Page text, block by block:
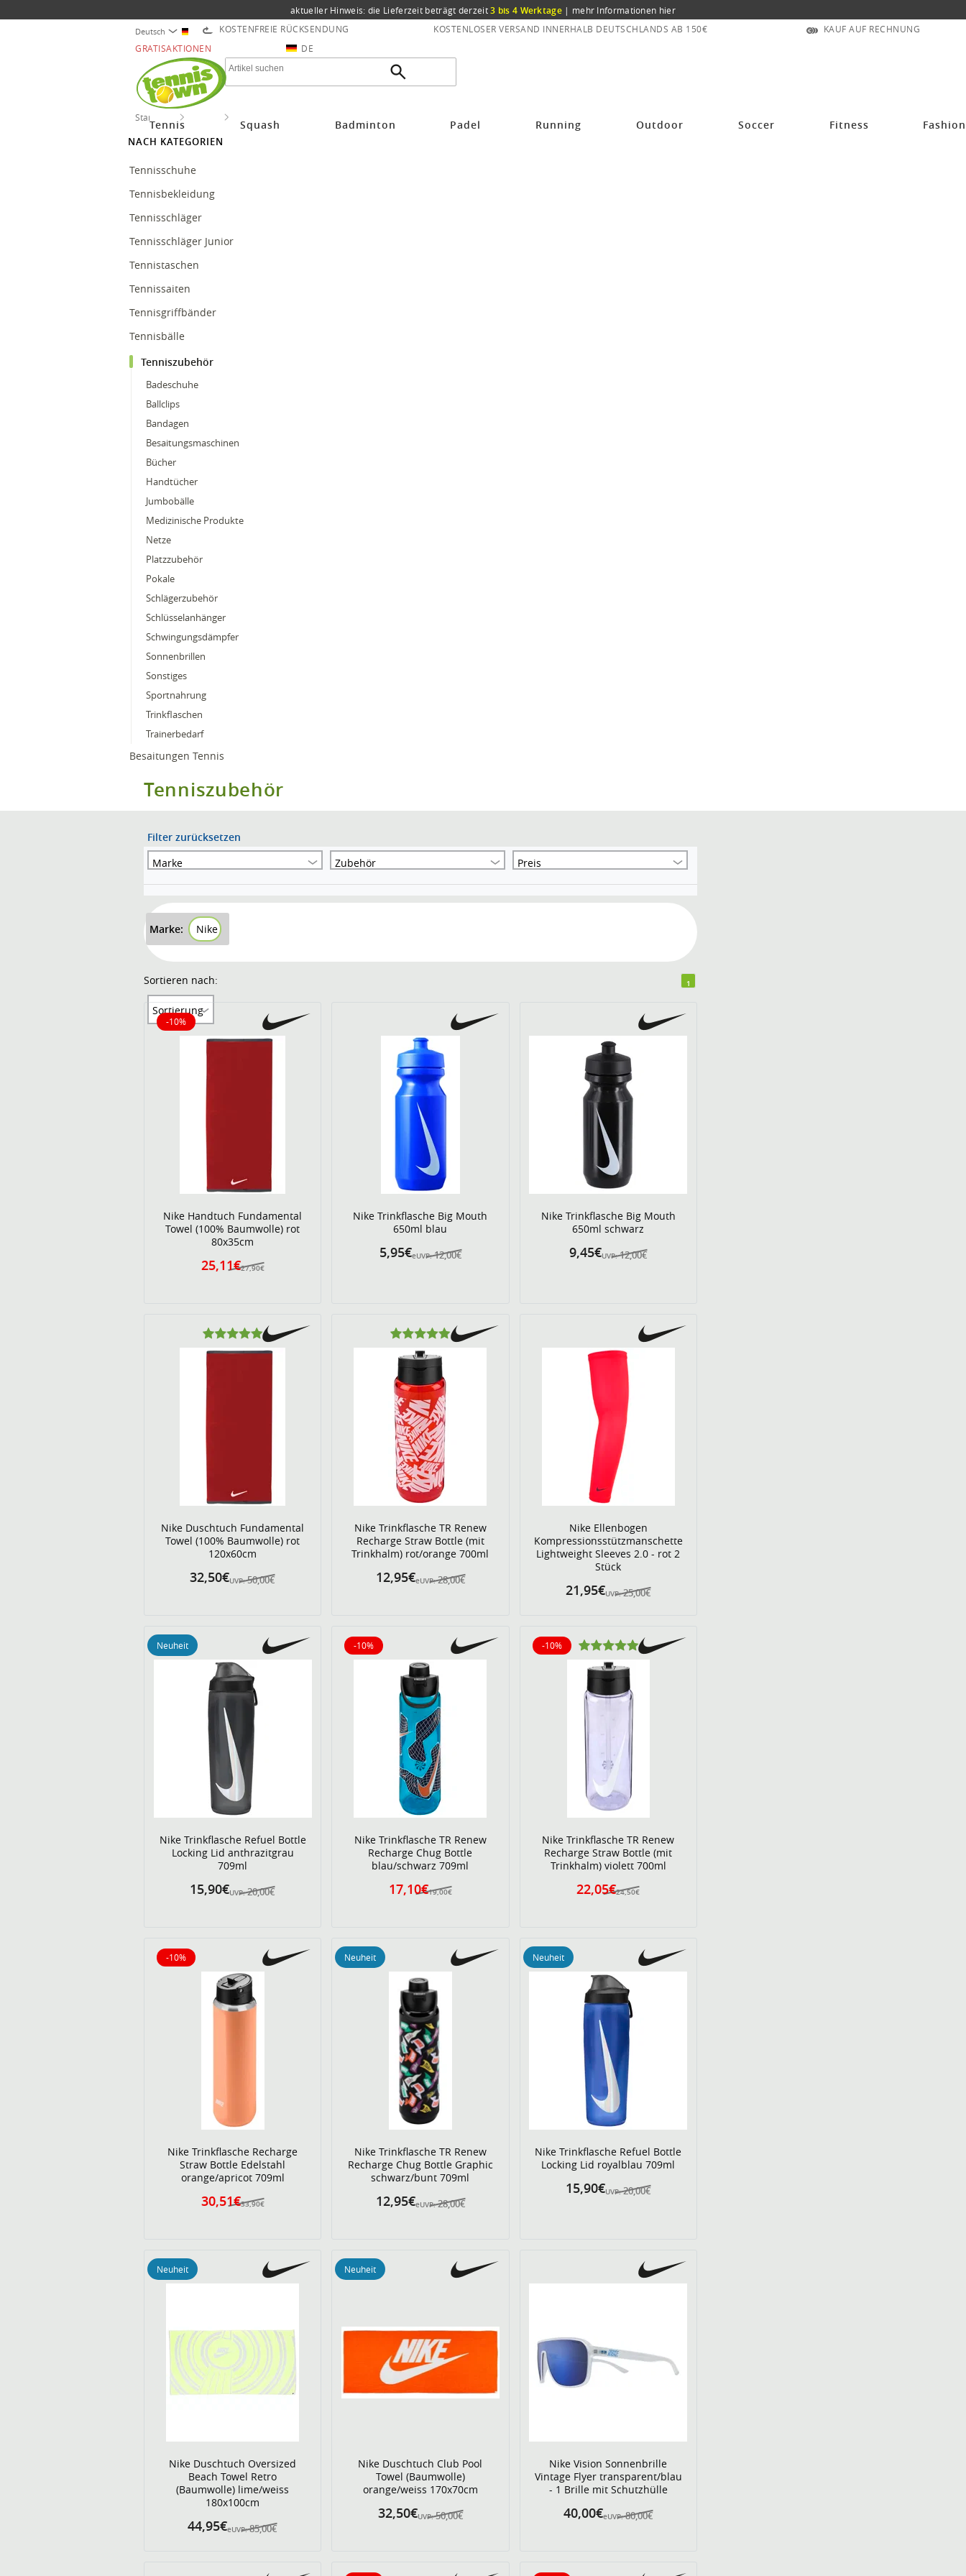
aktueller Hinweis: die Lieferzeit beträgt derzeit3 bis 4 Werktage | mehr Informationen hier
Deutsch KOSTENFREIE RÜCKSENDUNG KOSTENLOSER VERSAND INNERHALB DEUTSCHLANDS AB 150€
KAUF AUF RECHNUNG
GRATISAKTIONEN
DE
Tennis Squash Badminton Padel Running Outdoor Soccer Fitness Fashion
Startseite
NACH KATEGORIEN
Tennisschuhe
Tennisbekleidung
Tennisschläger
Tennisschläger Junior
Tennistaschen
Tennissaiten
Tennisgriffbänder
Tennisbälle
Tenniszubehör
Badeschuhe
Ballclips
Bandagen
Besaitungsmaschinen
Bücher
Handtücher
Jumbobälle
Medizinische Produkte
Netze
Platzzubehör
Pokale
Schlägerzubehör
Schlüsselanhänger
Schwingungsdämpfer
Sonnenbrillen
Sonstiges
Sportnahrung
Trinkflaschen
Trainerbedarf
Besaitungen Tennis
Tenniszubehör
Filter zurücksetzen
Marke
Zubehör Preis
Marke: Nike
Sortieren nach:
Sortierung
1
Nike Handtuch Fundamental
Towel (100% Baumwolle) rot
80x35cm
27,90€
25,11€
-10%
10% reduziert
Nike Trinkflasche Big Mouth
650ml blau
eUVP: 12,00€
5,95€
Nike Trinkflasche Big Mouth
650ml schwarz
UVP: 12,00€
9,45€
Nike Duschtuch Fundamental
Towel (100% Baumwolle) rot
120x60cm
UVP: 50,00€
32,50€
Nike Trinkflasche TR Renew
Recharge Straw Bottle (mit
Trinkhalm) rot/orange 700ml
eUVP: 28,00€
12,95€
Nike Ellenbogen
Kompressionsstützmanschette
Lightweight Sleeves 2.0 - rot 2
Stück
UVP: 25,00€
21,95€
Nike Trinkflasche Refuel Bottle
Locking Lid anthrazitgrau
709ml
UVP: 20,00€
15,90€
Neuheit
Nike Trinkflasche TR Renew
Recharge Chug Bottle
blau/schwarz 709ml
19,00€
17,10€
-10%
10% reduziert
Nike Trinkflasche TR Renew
Recharge Straw Bottle (mit
Trinkhalm) violett 700ml
24,50€
22,05€
-10%
10% reduziert
Nike Trinkflasche Recharge
Straw Bottle Edelstahl
orange/apricot 709ml
33,90€
30,51€
-10%
10% reduziert
Nike Trinkflasche TR Renew
Recharge Chug Bottle Graphic
schwarz/bunt 709ml
eUVP: 28,00€
12,95€
Neuheit
Nike Trinkflasche Refuel Bottle
Locking Lid royalblau 709ml
UVP: 20,00€
15,90€
Neuheit
Nike Duschtuch Oversized
Beach Towel Retro
(Baumwolle) lime/weiss
180x100cm
eUVP: 85,00€
44,95€
Neuheit
Nike Duschtuch Club Pool
Towel (Baumwolle)
orange/weiss 170x70cm
UVP: 50,00€
32,50€
Neuheit
Nike Vision Sonnenbrille
Vintage Flyer transparent/blau
- 1 Brille mit Schutzhülle
eUVP: 80,00€
40,00€